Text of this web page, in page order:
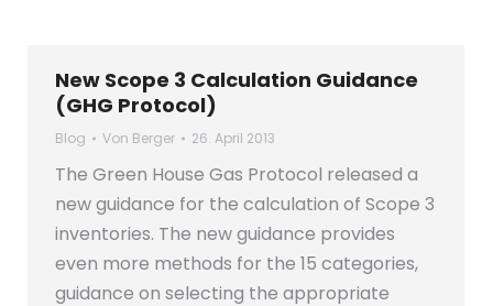
New Scope 3 Calculation Guidance
(GHG Protocol)
Blog Von Berger 26. April 2013
The Green House Gas Protocol released a
new guidance for the calculation of Scope 3
inventories. The new guidance provides
even more methods for the 15 categories,
guidance on selecting the appropriate